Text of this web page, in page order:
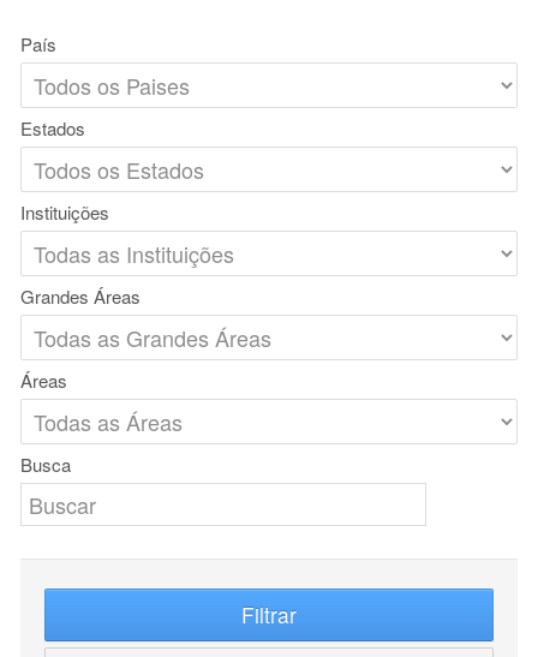
País
Estados
Instituições
Grandes Áreas
Áreas
Busca
Filtrar